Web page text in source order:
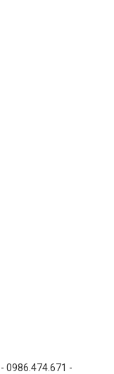
0986.474.671 -